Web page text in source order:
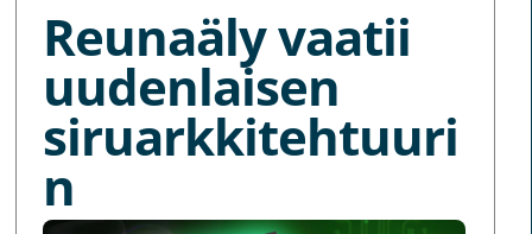
Reunaäly vaatii
uudenlaisen
siruarkkitehtuuri
n